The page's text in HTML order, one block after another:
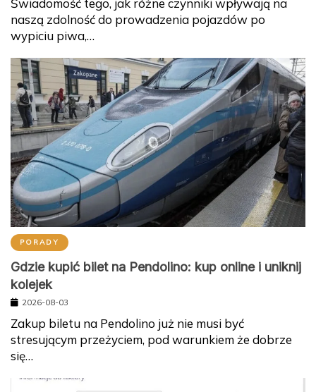
Świadomość tego, jak różne czynniki wpływają na
naszą zdolność do prowadzenia pojazdów po
wypiciu piwa,…
PORADY
Gdzie kupić bilet na Pendolino: kup online i uniknij
kolejek
2026-08-03
Zakup biletu na Pendolino już nie musi być
stresującym przeżyciem, pod warunkiem że dobrze
się…